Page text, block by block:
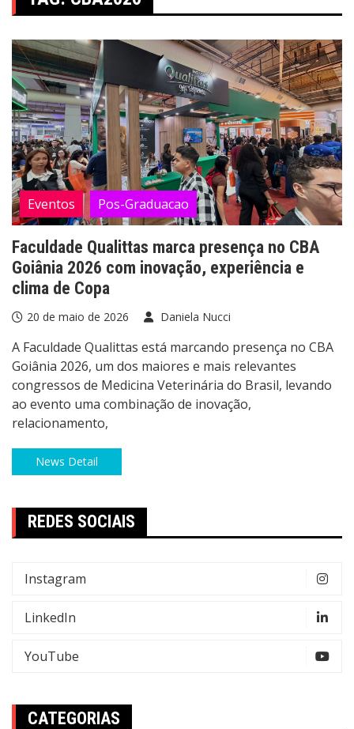
Eventos Pos-Graduacao
Faculdade Qualittas marca presença no CBA
Goiânia 2026 com inovação, experiência e
clima de Copa
20 de maio de 2026 Daniela Nucci
A Faculdade Qualittas está marcando presença no CBA
Goiânia 2026, um dos maiores e mais relevantes
congressos de Medicina Veterinária do Brasil, levando
ao evento uma combinação de inovação,
relacionamento,
News Detail
REDES SOCIAIS
Instagram
LinkedIn
YouTube
CATEGORIAS